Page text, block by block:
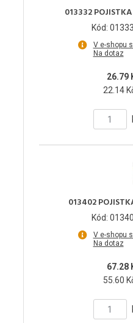
013332
Kód:
V e-shopu
Na dotaz
26.79
22.14
013402
Kód:
V e-shopu
Na dotaz
67.28
55.60